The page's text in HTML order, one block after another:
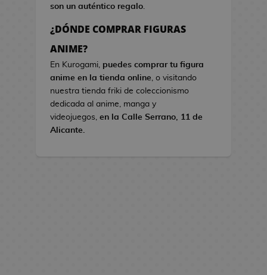
o
l
son un auténtico regalo.
¿DÓNDE COMPRAR FIGURAS
ANIME?
En Kurogami, puedes comprar tu figura
anime en la tienda online, o visitando
nuestra tienda friki de coleccionismo
dedicada al anime, manga y
videojuegos, en la Calle Serrano, 11 de
Alicante.